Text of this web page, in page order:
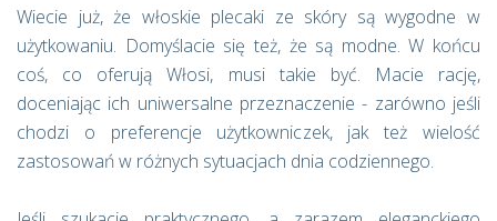
Wiecie już, że włoskie plecaki ze skóry są wygodne w
użytkowaniu. Domyślacie się też, że są modne. W końcu
coś, co oferują Włosi, musi takie być. Macie rację,
doceniając ich uniwersalne przeznaczenie - zarówno jeśli
chodzi o preferencje użytkowniczek, jak też wielość
zastosowań w różnych sytuacjach dnia codziennego.